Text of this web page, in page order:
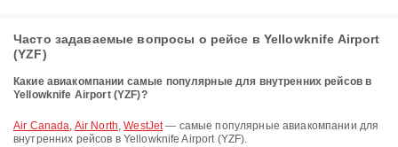
Часто задаваемые вопросы о рейсе в Yellowknife Airport
(YZF)
Какие авиакомпании самые популярные для внутренних рейсов в
Yellowknife Airport (YZF)?
Air Canada, Air North,WestJet— самые популярные авиакомпании для
внутренних рейсов в Yellowknife Airport (YZF).